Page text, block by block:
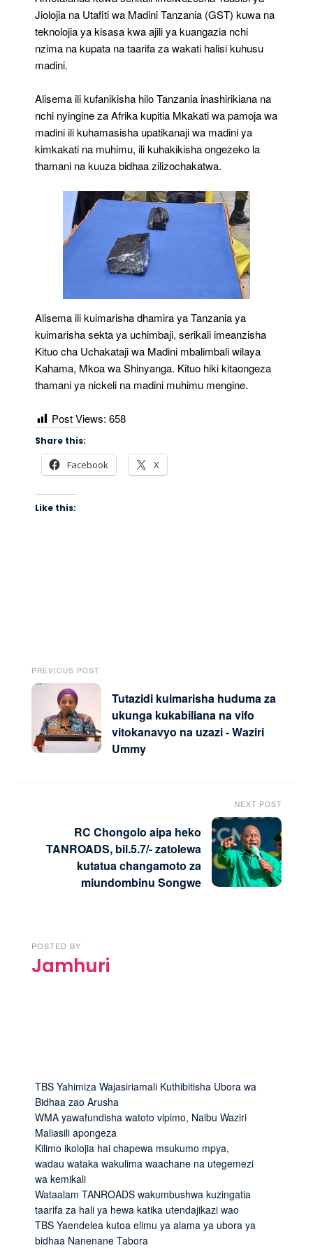
Jiolojia na Utafiti wa Madini Tanzania (GST) kuwa na
teknolojia ya kisasa kwa ajili ya kuangazia nchi
nzima na kupata na taarifa za wakati halisi kuhusu
madini.
Alisema ili kufanikisha hilo Tanzania inashirikiana na
nchi nyingine za Afrika kupitia Mkakati wa pamoja wa
madini ili kuhamasisha upatikanaji wa madini ya
kimkakati na muhimu, ili kuhakikisha ongezeko la
thamani na kuuza bidhaa zilizochakatwa.
Alisema ili kuimarisha dhamira ya Tanzania ya
kuimarisha sekta ya uchimbaji, serikali imeanzisha
Kituo cha Uchakataji wa Madini mbalimbali wilaya
Kahama, Mkoa wa Shinyanga. Kituo hiki kitaongeza
thamani ya nickeli na madini muhimu mengine.
Post Views: 658
Share this:
Facebook X
Like this:
PREVIOUS POST
Tutazidi kuimarisha huduma za
ukunga kukabiliana na vifo
vitokanavyo na uzazi - Waziri
Ummy
NEXT POST
RC Chongolo aipa heko
TANROADS, bil.5.7/- zatolewa
kutatua changamoto za
miundombinu Songwe
POSTED BY
Jamhuri
TBS Yahimiza Wajasiriamali Kuthibitisha Ubora wa
Bidhaa zao Arusha
WMA yawafundisha watoto vipimo, Naibu Waziri
Maliasili apongeza
Kilimo ikolojia hai chapewa msukumo mpya,
wadau wataka wakulima waachane na utegemezi
wa kemikali
Wataalam TANROADS wakumbushwa kuzingatia
taarifa za hali ya hewa katika utendajikazi wao
TBS Yaendelea kutoa elimu ya alama ya ubora ya
bidhaa Nanenane Tabora